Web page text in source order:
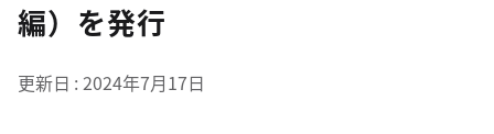
編）を発行
更新日 2024年7月17日